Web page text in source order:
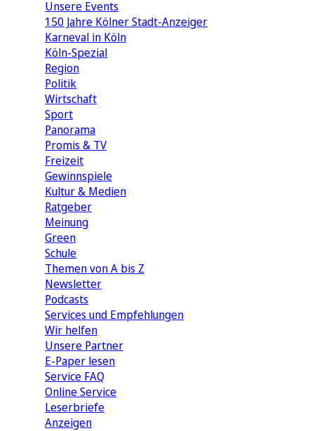
Unsere Events
150 Jahre Kölner Stadt-Anzeiger
Karneval in Köln
Köln-Spezial
Region
Politik
Wirtschaft
Sport
Panorama
Promis & TV
Freizeit
Gewinnspiele
Kultur & Medien
Ratgeber
Meinung
Green
Schule
Themen von A bis Z
Newsletter
Podcasts
Services und Empfehlungen
Wir helfen
Unsere Partner
E-Paper lesen
Service FAQ
Online Service
Leserbriefe
Anzeigen